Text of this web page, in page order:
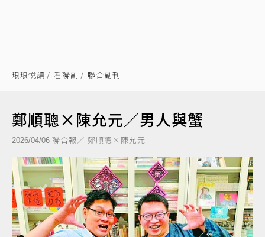
琅琅悅讀 看聯副 聯合副刊
鄭順聰×陳允元／男人與蟹
2026/04/06 聯合報／ 鄭順聰×陳允元